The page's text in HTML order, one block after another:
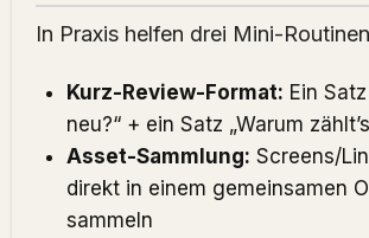
In Praxis helfen drei Mini-
Kurz-Review-Format: Ein
neu?“ + ein Satz „Warum
Asset-Sammlung: Screens/
direkt in einem gemeinsamen
sammeln